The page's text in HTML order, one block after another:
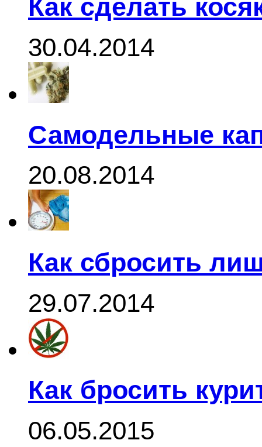
Как сделать
30.04.2014
Самодельные
20.08.2014
Как сбросить
29.07.2014
Как бросить
06.05.2015